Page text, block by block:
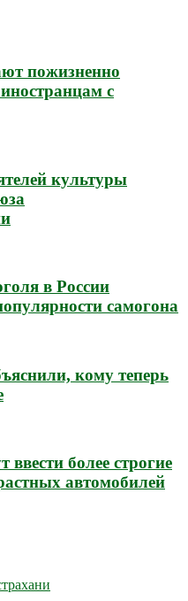
пожизненно
с
культуры
в России
самогона
кому теперь
ввести более строгие
автомобилей